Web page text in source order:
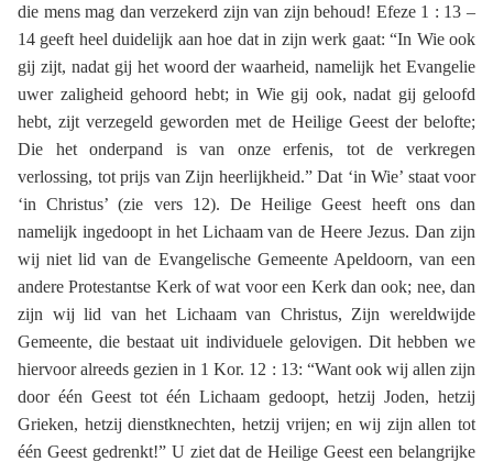
die mens mag dan verzekerd zijn van zijn behoud! Efeze 1 : 13 –
14 geeft heel duidelijk aan hoe dat in zijn werk gaat: “In Wie ook
gij zijt, nadat gij het woord der waarheid, namelijk het Evangelie
uwer zaligheid gehoord hebt; in Wie gij ook, nadat gij geloofd
hebt, zijt verzegeld geworden met de Heilige Geest der belofte;
Die het onderpand is van onze erfenis, tot de verkregen
verlossing, tot prijs van Zijn heerlijkheid.” Dat ‘in Wie’ staat voor
‘in Christus’ (zie vers 12). De Heilige Geest heeft ons dan
namelijk ingedoopt in het Lichaam van de Heere Jezus. Dan zijn
wij niet lid van de Evangelische Gemeente Apeldoorn, van een
andere Protestantse Kerk of wat voor een Kerk dan ook; nee, dan
zijn wij lid van het Lichaam van Christus, Zijn wereldwijde
Gemeente, die bestaat uit individuele gelovigen. Dit hebben we
hiervoor alreeds gezien in 1 Kor. 12 : 13: “Want ook wij allen zijn
door één Geest tot één Lichaam gedoopt, hetzij Joden, hetzij
Grieken, hetzij dienstknechten, hetzij vrijen; en wij zijn allen tot
één Geest gedrenkt!” U ziet dat de Heilige Geest een belangrijke